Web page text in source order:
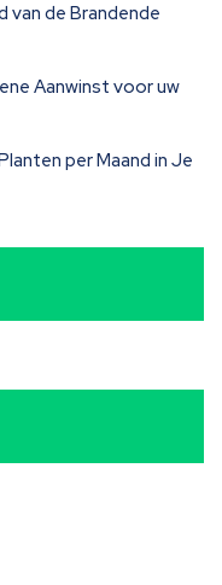
de Brandende
Aanwinst voor uw
per Maand in Je